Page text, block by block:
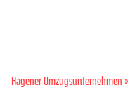
Hagener Umzugsunternehmen»